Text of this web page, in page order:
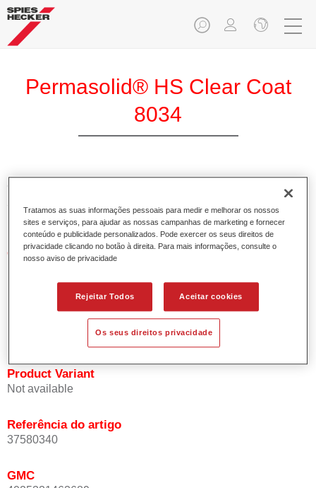
Permasolid® HS Clear Coat
8034
O Permasolid Verniz HS 8034 é um verniz de elevado brilho
pinturas gerais.
Características do produto
também em 1,5 demãos.
Proporciona óptima fluidez.
Ajuda a obter elevada estabilidade.
Oferece elevados níveis de brilho e cobertura.
Product Variant
Not available
Referência do artigo
37580340
GMC
Tratamos as suas informações pessoais para medir e melhorar os nossos
sites e serviços, para ajudar as nossas campanhas de marketing e fornecer
conteúdo e publicidade personalizados. Pode exercer os seus direitos de
privacidade clicando no botão à direita. Para mais informações, consulte o
nosso aviso de privacidade
Rejeitar Todos Aceitar cookies
Os seus direitos privacidade